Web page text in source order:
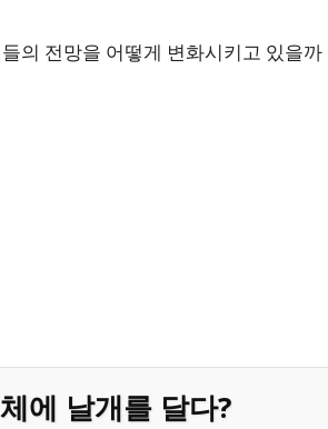
의 전망을 어떻게 변화시키고 있을까
에 날개를 달다?